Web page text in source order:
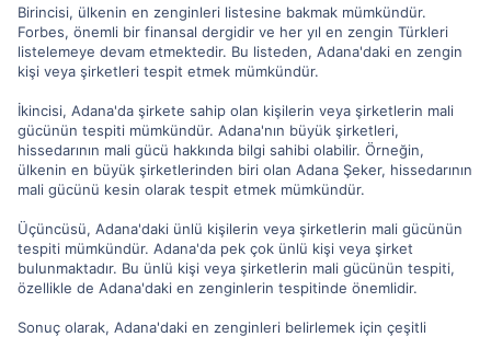
Birincisi, ülkenin en zenginleri listesine bakmak mümkündür.
Forbes, önemli bir finansal dergidir ve her yıl en zengin Türkleri
listelemeye devam etmektedir. Bu listeden, Adana'daki en zengin
kişi veya şirketleri tespit etmek mümkündür.
İkincisi, Adana'da şirkete sahip olan kişilerin veya şirketlerin mali
gücünün tespiti mümkündür. Adana'nın büyük şirketleri,
hissedarının mali gücü hakkında bilgi sahibi olabilir. Örneğin,
ülkenin en büyük şirketlerinden biri olan Adana Şeker, hissedarının
mali gücünü kesin olarak tespit etmek mümkündür.
Üçüncüsü, Adana'daki ünlü kişilerin veya şirketlerin mali gücünün
tespiti mümkündür. Adana'da pek çok ünlü kişi veya şirket
bulunmaktadır. Bu ünlü kişi veya şirketlerin mali gücünün tespiti,
özellikle de Adana'daki en zenginlerin tespitinde önemlidir.
Sonuç olarak, Adana'daki en zenginleri belirlemek için çeşitli